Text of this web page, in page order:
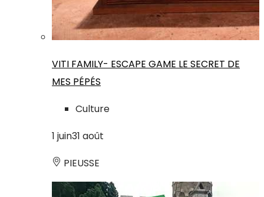
VITI FAMILY- ESCAPE GAME LE SECRET DE
MES PÉPÉS
Culture
1 juin31 août
PIEUSSE